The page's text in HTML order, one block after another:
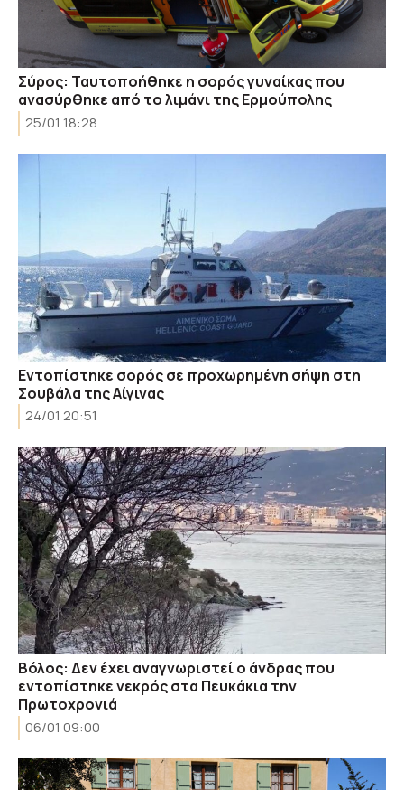
Σύρος: Ταυτοποήθηκε η σορός γυναίκας που
ανασύρθηκε από το λιμάνι της Ερμούπολης
25/01 18:28
Εντοπίστηκε σορός σε προχωρημένη σήψη στη
Σουβάλα της Αίγινας
24/01 20:51
Βόλος: Δεν έχει αναγνωριστεί ο άνδρας που
εντοπίστηκε νεκρός στα Πευκάκια την
Πρωτοχρονιά
06/01 09:00